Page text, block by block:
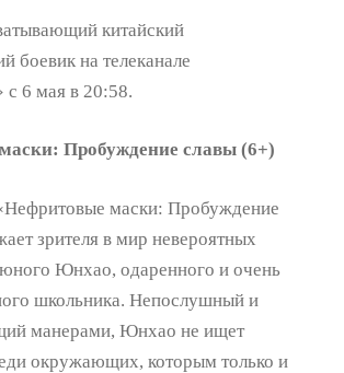
китайский
боевик на телеканале
с 6 мая в 20:58.
Пробуждение славы (6+)
маски: Пробуждение
зрителя в мир невероятных
Юнхао, одаренного и очень
школьника. Непослушный и
манерами, Юнхао не ищет
окружающих, которым только и